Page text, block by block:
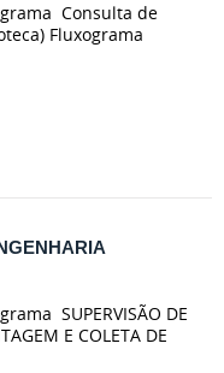
Consulta de
Fluxograma
SUPERVISÃO DE
E COLETA DE